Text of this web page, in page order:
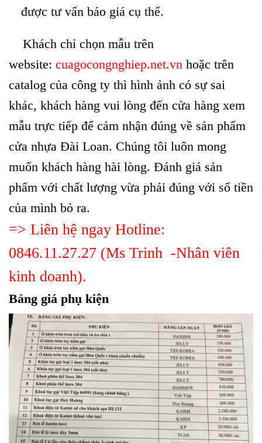
được tư vấn báo giá cụ thể.
Khách chỉ chọn mẫu trên
website: cuagocongnghiep.net.vn hoặc trên
catalog của công ty thì hình ảnh có sự sai
khác, khách hàng vui lòng đến cửa hàng xem
mẫu trực tiếp để cảm nhận đúng về sản phẩm
cửa nhựa Đài Loan. Chúng tôi luôn mong
muốn khách hàng hài lòng. Đánh giá sản
phẩm với chất lượng vừa phải đúng với số tiền
của mình bỏ ra.
=> Liên hệ ngay Hotline:
0846.11.27.27 (Ms Trinh -Nhân viên
kinh doanh).
Bảng giá phụ kiện